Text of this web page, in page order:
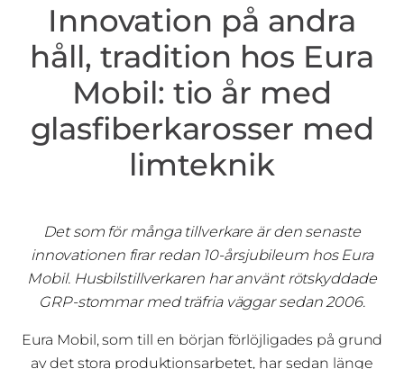
Innovation på andra
håll, tradition hos Eura
Mobil: tio år med
glasfiberkarosser med
limteknik
Det som för många tillverkare är den senaste
innovationen firar redan 10-årsjubileum hos Eura
Mobil. Husbilstillverkaren har använt rötskyddade
GRP-stommar med träfria väggar sedan 2006.
Eura Mobil, som till en början förlöjligades på grund
av det stora produktionsarbetet, har sedan länge